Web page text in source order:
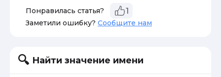
Понравилась статья? 1
Заметили ошибку? Сообщите нам
Найти значение имени